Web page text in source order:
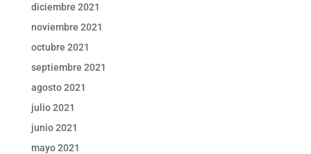
diciembre 2021
noviembre 2021
octubre 2021
septiembre 2021
agosto 2021
julio 2021
junio 2021
mayo 2021